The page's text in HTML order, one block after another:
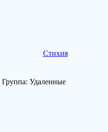
Стихия
Группа: Удаленные